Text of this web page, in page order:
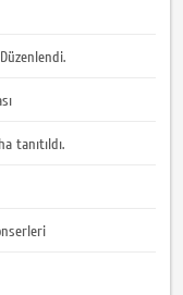
tanıtıldı.